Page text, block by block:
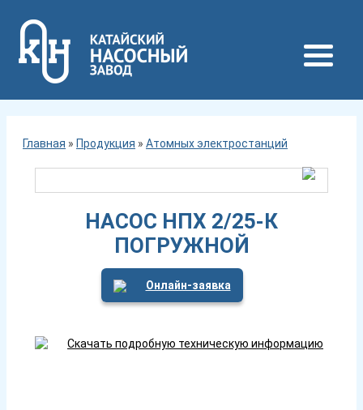
Главная » Продукция » Атомных электростанций
НАСОС НПХ 2/25-К
ПОГРУЖНОЙ
Онлайн-заявка
Скачать подробную техническую информацию